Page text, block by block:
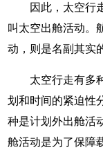
因此，太空行
叫太空出舱活动。
动，则是名副其实
太空行走有多
划和时间的紧迫性
种是计划外出舱活
舱活动是为了保障